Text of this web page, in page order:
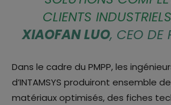
CLIENTS INDUSTRIELS
XIAOFAN LUO, CEO DE
Dans le cadre du PMPP, les
d’INTAMSYS produiront ensemble
matériaux optimisés, des fiches